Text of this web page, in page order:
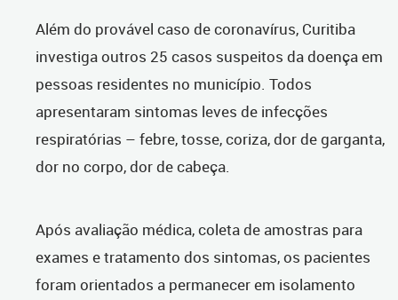
Além do provável caso de coronavírus, Curitiba
investiga outros 25 casos suspeitos da doença em
pessoas residentes no município. Todos
apresentaram sintomas leves de infecções
respiratórias – febre, tosse, coriza, dor de garganta,
dor no corpo, dor de cabeça.
Após avaliação médica, coleta de amostras para
exames e tratamento dos sintomas, os pacientes
foram orientados a permanecer em isolamento